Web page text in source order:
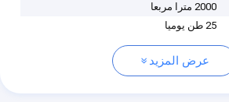
2000 مترا مربعا
25 طن يوميا
عرض المزيد